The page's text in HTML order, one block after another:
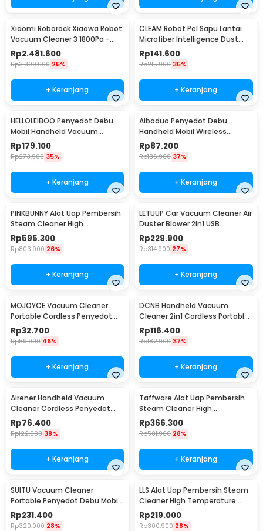
Xiaomi Roborock Xiaowa Robot
Vacuum Cleaner 3 1800Pa -
C10/E20
Rp2.481.600
Rp3.300.900 25%
+ Keranjang
CLEAM Robot Pel Sapu Lantai
Microfiber Intelligence Dust
Mop - TDJ-08
Rp141.600
Rp215.900 35%
+ Keranjang
HELLOLEIBOO Penyedot Debu
Mobil Handheld Vacuum
Cleaner 9kPa 120W - LT-101C
Rp179.100
Rp273.900 35%
+ Keranjang
Aiboduo Penyedot Debu
Handheld Mobil Wireless
Vacuum Cleaner 45W - ULC14
Rp87.200
Rp136.900 37%
+ Keranjang
PINKBUNNY Alat Uap Pembersih
Steam Cleaner High
Temperature 2600W - STQX-
02A
Rp595.300
Rp803.900 26%
+ Keranjang
LETUUP Car Vacuum Cleaner Air
Duster Blower 2in1 USB
6000mAh 7200Pa - C28-B
Rp229.900
Rp314.900 27%
+ Keranjang
MOJOYCE Vacuum Cleaner
Portable Cordless Penyedot
Debu 6000Pa 1200mAh - YT-
M2037
Rp32.700
Rp59.900 46%
+ Keranjang
DCNB Handheld Vacuum
Cleaner 2in1 Cordless Portable
8500Pa 2000mAh - HY-118
Rp116.400
Rp182.900 37%
+ Keranjang
Airener Handheld Vacuum
Cleaner Cordless Penyedot
Debu 10kPa 1200mAh - SR-269
Rp76.400
Rp122.900 38%
+ Keranjang
Taffware Alat Uap Pembersih
Steam Cleaner High
Temperature 2500W - AH-SL-
001
Rp366.300
Rp501.900 28%
+ Keranjang
SUITU Vacuum Cleaner
Portable Penyedot Debu Mobil
2in1 19000Pa 2000mAh - HL-107
Rp231.400
Rp320.000 28%
LLS Alat Uap Pembersih Steam
Cleaner High Temperature
1000W - DF-A001
Rp219.000
Rp300.900 28%